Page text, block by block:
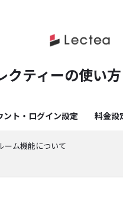
クティーの使い
ント・ログイン設定 料金設
ーム機能について